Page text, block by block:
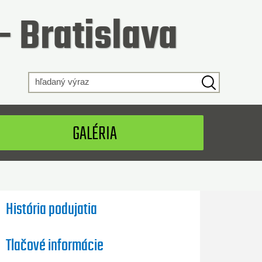
Bratislava
GALÉRIA
História podujatia
Tlačové informácie